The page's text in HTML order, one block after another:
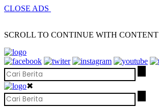
CLOSE ADS
SCROLL TO CONTINUE WITH CONTENT
✖